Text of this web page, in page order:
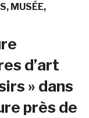
MUSÉE
d’art
» dans
près de